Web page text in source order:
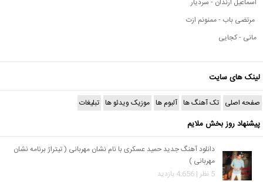
مرتضی باب - ممنونم ازت
مانی - کجایی
لینک های سایت
صفحه اصلی تک آهنگ ها آلبوم ها موزیک ویدئو ها تبلیغات
پیشنهاد روز بخش ملایم
دانلود آهنگ جدید حمید عسکری با نام نشان مهربانی ( تیتراژ برنامه نشان
مهربانی )
5 نظر | 4,656 بازدید